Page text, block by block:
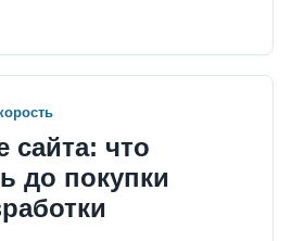
сайта: что
до покупки